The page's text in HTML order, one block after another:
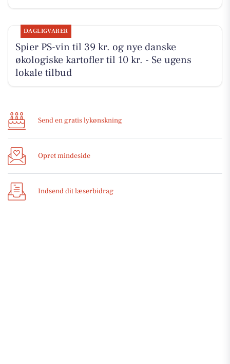
DAGLIGVARER
Spier PS-vin til 39 kr. og nye danske
økologiske kartofler til 10 kr. - Se ugens
lokale tilbud
Send en gratis lykønskning
Opret mindeside
Indsend dit læserbidrag